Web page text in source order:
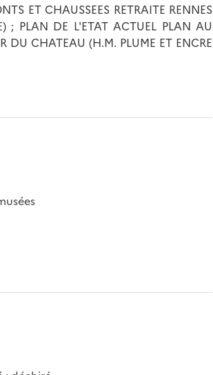
ET CHAUSSEES RETRAITE RENNES
; PLAN DE L'ETAT ACTUEL PLAN AU
DU CHATEAU (H.M. PLUME ET ENCRE